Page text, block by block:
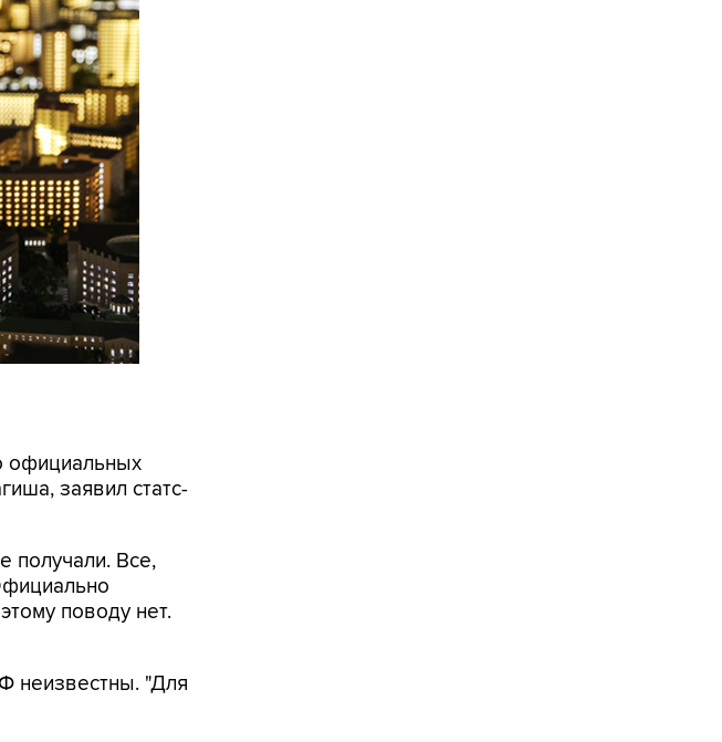
официальных
заявил статс-
получали. Все,
поводу нет.
неизвестны. "Для